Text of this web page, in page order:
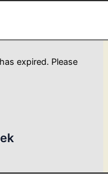
expired. Please